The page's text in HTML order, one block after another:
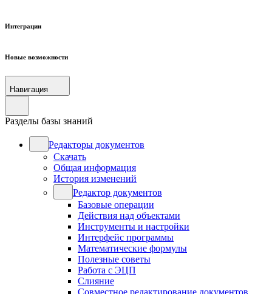
Интеграции
Новые возможности
Навигация
Разделы базы знаний
Редакторы документов
Скачать
Общая информация
История изменений
Редактор документов
Базовые операции
Действия над объектами
Инструменты и настройки
Интерфейс программы
Математические формулы
Полезные советы
Работа с ЭЦП
Слияние
Совместное редактирование документов